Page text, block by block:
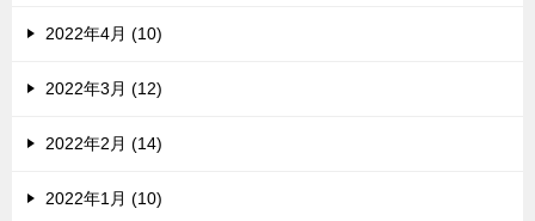
2022年4月 (10)
2022年3月 (12)
2022年2月 (14)
2022年1月 (10)